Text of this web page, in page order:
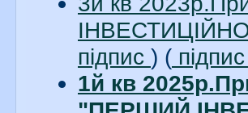
підпис ) ( підпис
1й кв